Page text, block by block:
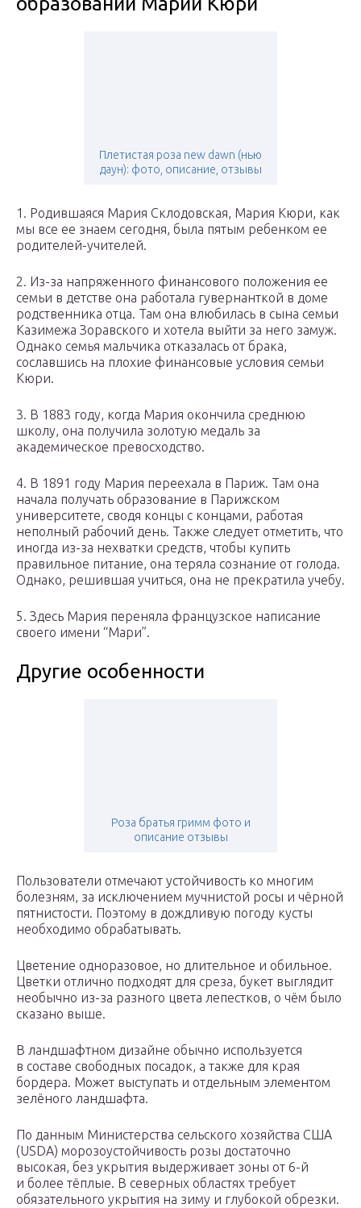
Плетистая роза new dawn (нью
даун): фото, описание, отзывы
1. Родившаяся Мария Склодовская, Мария Кюри, как
мы все ее знаем сегодня, была пятым ребенком ее
родителей-учителей.
2. Из-за напряженного финансового положения ее
семьи в детстве она работала гувернанткой в ​​доме
родственника отца. Там она влюбилась в сына семьи
Казимежа Зоравского и хотела выйти за него замуж.
Однако семья мальчика отказалась от брака,
сославшись на плохие финансовые условия семьи
Кюри.
3. В 1883 году, когда Мария окончила среднюю
школу, она получила золотую медаль за
академическое превосходство.
4. В 1891 году Мария переехала в Париж. Там она
начала получать образование в Парижском
университете, сводя концы с концами, работая
неполный рабочий день. Также следует отметить, что
иногда из-за нехватки средств, чтобы купить
правильное питание, она теряла сознание от голода.
Однако, решившая учиться, она не прекратила учебу.
5. Здесь Мария переняла французское написание
своего имени “Мари”.
Другие особенности
Роза братья гримм фото и
описание отзывы
Пользователи отмечают устойчивость ко многим
болезням, за исключением мучнистой росы и чёрной
пятнистости. Поэтому в дождливую погоду кусты
необходимо обрабатывать.
Цветение одноразовое, но длительное и обильное.
Цветки отлично подходят для среза, букет выглядит
необычно из-за разного цвета лепестков, о чём было
сказано выше.
В ландшафтном дизайне обычно используется
в составе свободных посадок, а также для края
бордера. Может выступать и отдельным элементом
зелёного ландшафта.
По данным Министерства сельского хозяйства США
(USDA) морозоустойчивость розы достаточно
высокая, без укрытия выдерживает зоны от 6-й
и более тёплые. В северных областях требует
обязательного укрытия на зиму и глубокой обрезки.